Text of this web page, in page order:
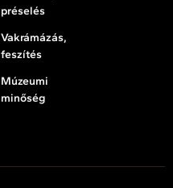
préselés
Vakrámázás,
feszítés
Múzeumi
minőség